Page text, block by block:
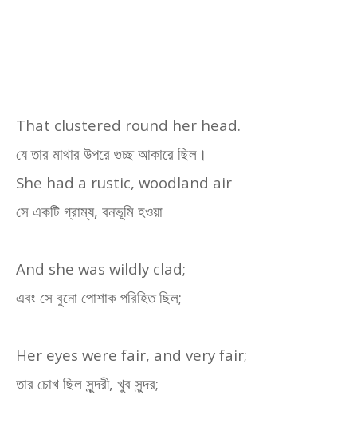
That clustered round her head.
যে তার মাথার উপরে গুচ্ছ আকারে ছিল।
She had a rustic, woodland air
সে একটি গ্রাম্য, বনভূমি হওয়া
And she was wildly clad;
এবং সে বুনো পোশাক পরিহিত ছিল;
Her eyes were fair, and very fair;
তার চোখ ছিল সুন্দরী, খুব সুন্দর;